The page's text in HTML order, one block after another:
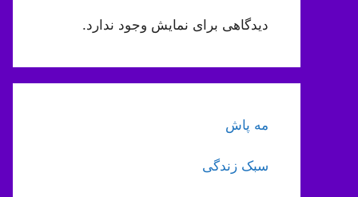
دیدگاهی برای نمایش وجود ندارد.
مه پاش
سبک زندگی